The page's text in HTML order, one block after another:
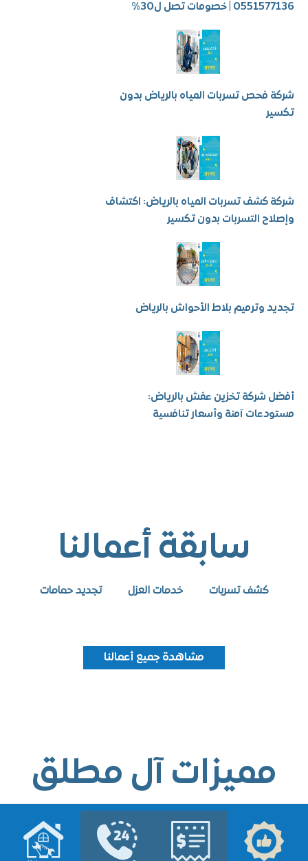
| خصومات تصل ل30%
فحص تسربات المياه بالرياض بدون
كشف تسربات المياه بالرياض: اكتشاف
التسربات بدون تكسير
وترميم بلاط الأحواش بالرياض
شركة تخزين عفش بالرياض:
آمنة وأسعار تنافسية
سابقة أعمالنا
كشف تسربات خدمات العزل تجديد حمامات
مشاهدة جميع أعمالنا
آل مطلق